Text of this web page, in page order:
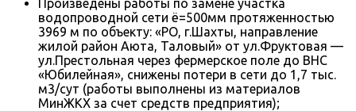
Произведены работы по замене участка
водопроводной сети ё=500мм протяженностью
3969 м по объекту: «РО, г.Шахты, направление
жилой район Аюта, Таловый» от ул.Фруктовая —
ул.Престольная через фермерское поле до ВНС
«Юбилейная», снижены потери в сети до 1,7 тыс.
м3/сут (работы выполнены из материалов
МинЖКХ за счет средств предприятия);